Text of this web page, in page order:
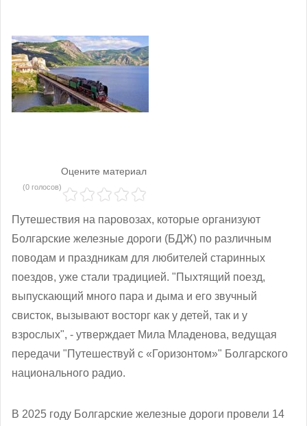
Оцените материал
(0 голосов)
Путешествия на паровозах, которые организуют
Болгарские железные дороги (БДЖ) по различным
поводам и праздникам для любителей старинных
поездов, уже стали традицией. "Пыхтящий поезд,
выпускающий много пара и дыма и его звучный
свисток, вызывают восторг как у детей, так и у
взрослых", - утверждает Мила Младенова, ведущая
передачи "Путешествуй с «Горизонтом»" Болгарского
национального радио.
В 2025 году Болгарские железные дороги провели 14